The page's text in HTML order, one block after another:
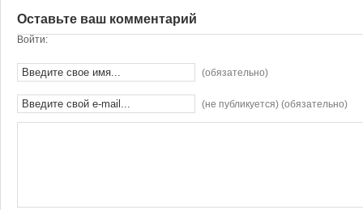
Оставьте ваш комментарий
Войти:
(обязательно)
(не публикуется) (обязательно)